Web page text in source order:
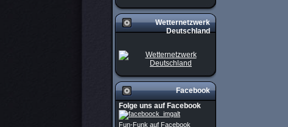
Wetternetzwerk
Deutschland
Facebook
Folge uns auf Facebook
Fun-Funk auf Facebook